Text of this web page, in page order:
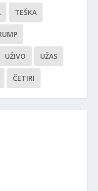
TEŠKA
UŽIVO UŽAS
ČETIRI